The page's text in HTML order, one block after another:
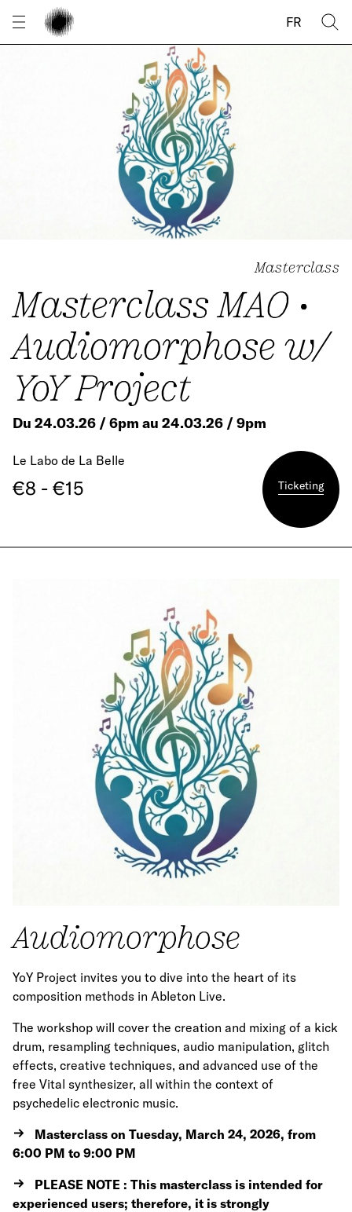
FR
Masterclass
Masterclass MAO •
Audiomorphose w/
YoY Project
Du 24.03.26 / 6pm au 24.03.26 / 9pm
Le Labo de La Belle
€8 - €15 Ticketing
Audiomorphose
YoY Project invites you to dive into the heart of its
composition methods in Ableton Live.
The workshop will cover the creation and mixing of a kick
drum, resampling techniques, audio manipulation, glitch
effects, creative techniques, and advanced use of the
free Vital synthesizer, all within the context of
psychedelic electronic music.
Masterclass on Tuesday, March 24, 2026, from
6:00 PM to 9:00 PM
PLEASE NOTE : This masterclass is intended for
experienced users; therefore, it is strongly
Cookies management panel